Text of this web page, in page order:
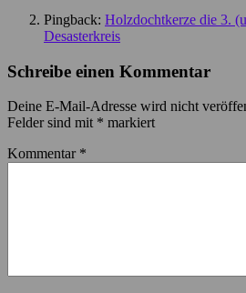
Pingback: Holzdochtkerze die 3.
Desasterkreis
Schreibe einen Kommentar
Deine E-Mail-Adresse wird nicht
Felder sind mit * markiert
Kommentar *